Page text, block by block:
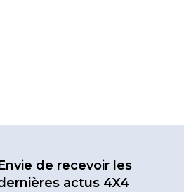
de recevoir les
actus 4X4